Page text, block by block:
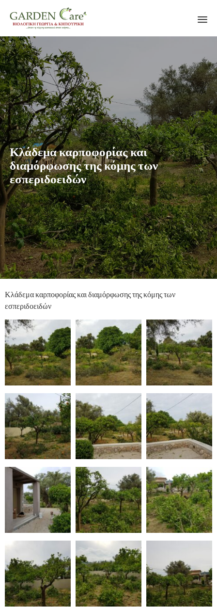
Κλάδεμα καρποφορίας και
διαμόρφωσης της κόμης των
εσπεριδοειδών
Κλάδεμα καρποφορίας και διαμόρφωσης της κόμης των
εσπεριδοειδών